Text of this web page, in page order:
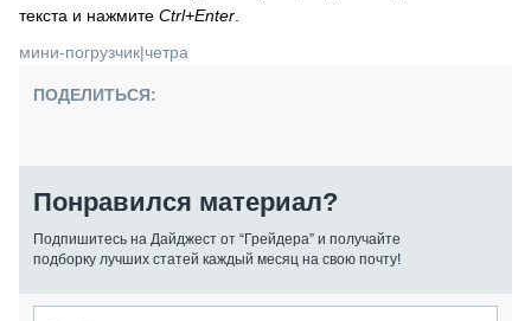
текста и нажмите Ctrl+Enter
мини-погрузчик|четра
ПОДЕЛИТЬСЯ:
Понравился материал?
Подпишитесь на Дайджест от “Грейдера” и получайте
подборку лучших статей каждый месяц на свою почту!